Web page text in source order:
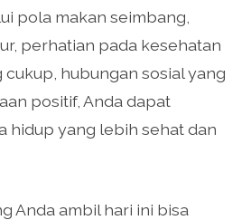
pola makan seimbang,
perhatian pada kesehatan
hubungan sosial yang
positif, Anda dapat
hidup yang lebih sehat dan
Anda ambil hari ini bisa